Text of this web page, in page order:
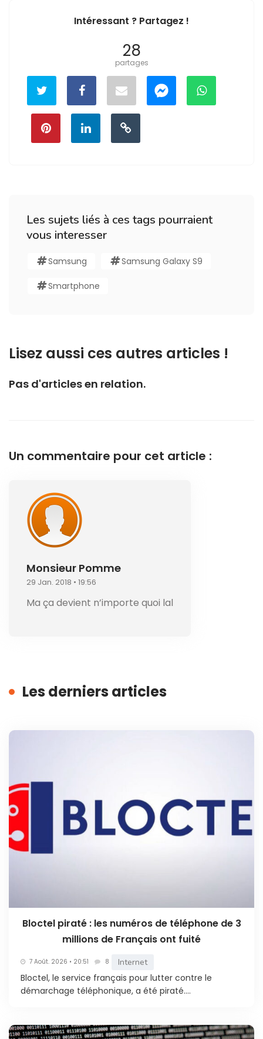
Intéressant ? Partagez !
28
partages
Les sujets liés à ces tags pourraient
vous interesser
Samsung Samsung Galaxy S9
Smartphone
Lisez aussi ces autres articles !
Pas d'articles en relation.
Un commentaire pour cet article :
Monsieur Pomme
29 Jan. 2018 • 19:56
Ma ça devient n’importe quoi lal
Les derniers articles
Bloctel piraté : les numéros de téléphone de 3
millions de Français ont fuité
7 Août. 2026 • 20:51 8 Internet
Bloctel, le service français pour lutter contre le
démarchage téléphonique, a été piraté....